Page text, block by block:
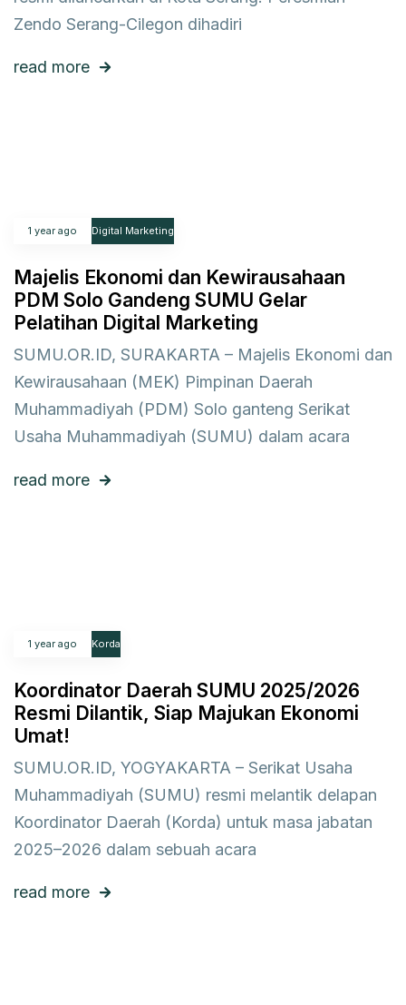
Zendo Serang-Cilegon dihadiri
read more
1 year ago Digital Marketing
Majelis Ekonomi dan Kewirausahaan
PDM Solo Gandeng SUMU Gelar
Pelatihan Digital Marketing
SUMU.OR.ID, SURAKARTA – Majelis Ekonomi dan
Kewirausahaan (MEK) Pimpinan Daerah
Muhammadiyah (PDM) Solo ganteng Serikat
Usaha Muhammadiyah (SUMU) dalam acara
read more
1 year ago Korda
Koordinator Daerah SUMU 2025/2026
Resmi Dilantik, Siap Majukan Ekonomi
Umat!
SUMU.OR.ID, YOGYAKARTA – Serikat Usaha
Muhammadiyah (SUMU) resmi melantik delapan
Koordinator Daerah (Korda) untuk masa jabatan
2025–2026 dalam sebuah acara
read more